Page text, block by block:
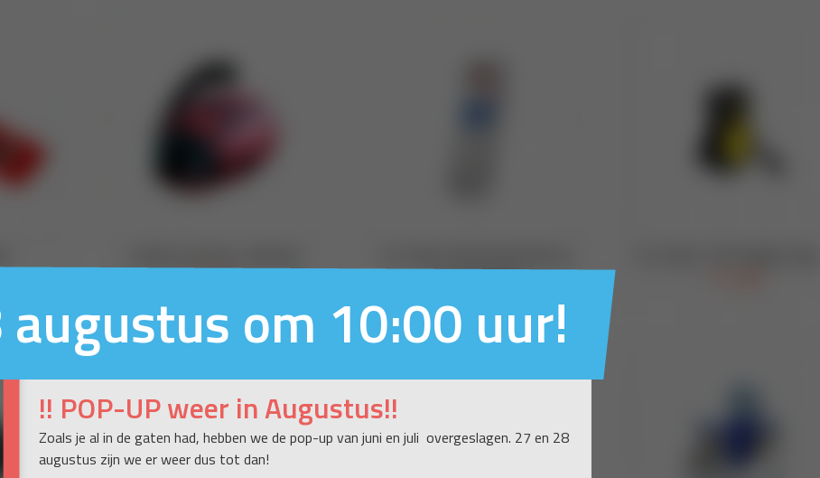
augustus om 10:00 uur!
!! POP-UP weer in Augustus!!
Zoals je al in de gaten had, hebben we de pop-up van juni en juli overgeslagen. 27 en 28
augustus zijn we er weer dus tot dan!